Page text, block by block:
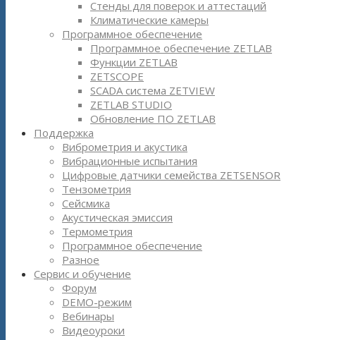
Стенды для поверок и аттестаций
Климатические камеры
Программное обеспечение
Программное обеспечение ZETLAB
Функции ZETLAB
ZETSCOPE
SCADA система ZETVIEW
ZETLAB STUDIO
Обновление ПО ZETLAB
Поддержка
Виброметрия и акустика
Вибрационные испытания
Цифровые датчики семейства ZETSENSOR
Тензометрия
Сейсмика
Акустическая эмиссия
Термометрия
Программное обеспечение
Разное
Сервис и обучение
Форум
DEMO-режим
Вебинары
Видеоуроки